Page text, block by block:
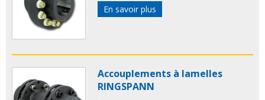
En savoir plus
Accouplements à lamelles
RINGSPANN